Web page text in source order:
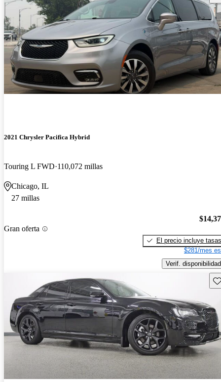
2021 Chrysler Pacifica Hybrid
Touring L FWD 110,072 millas
Chicago, IL
27 millas
Gran oferta
El precio incluye tasas
$281/mes
Verif. disponibilidad